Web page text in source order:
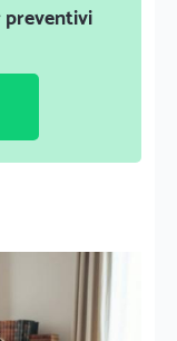
preventivi